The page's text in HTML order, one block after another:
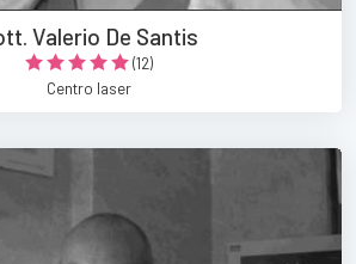
Valerio De Santis
(12)
Centro laser